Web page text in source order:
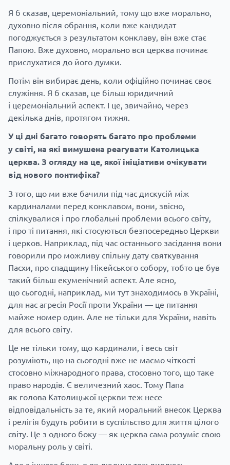
Я б сказав, церемоніальний, тому що вже морально,
духовно після обрання, коли вже кандидат
погоджується з результатом конклаву, він вже стає
Папою. Вже духовно, морально вся церква починає
прислухатися до його думки.
Потім він вибирає день, коли офіційно починає своє
служіння. Я б сказав, це більш юридичний
і церемоніальний аспект. І це, звичайно, через
декілька днів, протягом тижня.
У ці дні багато говорять багато про проблеми
у світі, на які вимушена реагувати Католицька
церква. З огляду на це, якої ініціативи очікувати
від нового понтифіка?
З того, що ми вже бачили під час дискусій між
кардиналами перед конклавом, вони, звісно,
спілкувалися і про глобальні проблеми всього світу,
і про ті питання, які стосуються безпосередньо Церкви
і церков. Наприклад, під час останнього засідання вони
говорили про можливу спільну дату святкування
Пасхи, про спадщину Нікейського собору, тобто це був
такий більш екуменічний аспект. Але ясно,
що сьогодні, наприклад, ми тут знаходимось в Україні,
для нас агресія Росії проти України — це питання
майже номер один. Але не тільки для України, навіть
для всього світу.
Це не тільки тому, що кардинали, і весь світ
розуміють, що на сьогодні вже не маємо чіткості
стосовно міжнародного права, стосовно того, що таке
право народів. Є величезний хаос. Тому Папа
як голова Католицької церкви теж несе
відповідальність за те, який моральний внесок Церква
і релігія будуть робити в суспільство для життя цілого
світу. Це з одного боку — як церква сама розуміє свою
моральну роль у світі.